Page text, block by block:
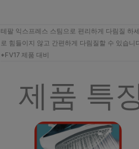
테팔 익스프레스 스팀으로 편리하게 다림질 하
로 힘들이지 않고 간편하게 다림질할 수 있습
*FV17 제품 대비
제품 특